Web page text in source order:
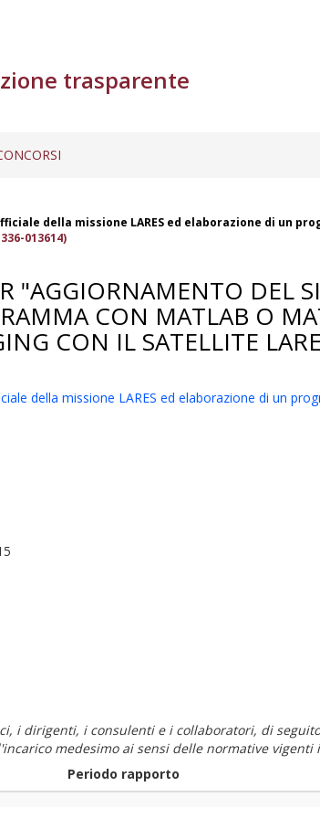
trasparente
della missione LARES ed elaborazione di un
013614)
"AGGIORNAMENTO DEL
CON MATLAB O
CON IL SATELLITE
della missione LARES ed elaborazione di un
i dirigenti, i consulenti e i collaboratori, di
medesimo ai sensi delle normative vigenti
Periodo rapporto